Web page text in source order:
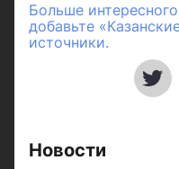
Больше
добавьте
источники.
Новости